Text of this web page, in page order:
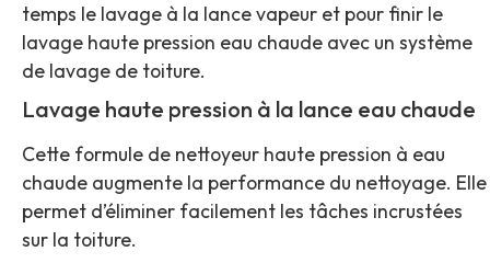
temps le lavage à la lance vapeur et pour finir le
lavage haute pression eau chaude avec un système
de lavage de toiture.
Lavage haute pression à la lance eau chaude
Cette formule de nettoyeur haute pression à eau
chaude augmente la performance du nettoyage. Elle
permet d’éliminer facilement les tâches incrustées
sur la toiture.